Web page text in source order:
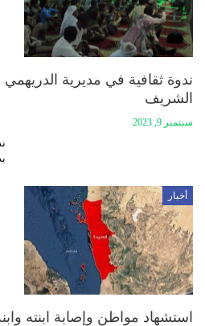
ندوة ثقافية في مديرية الدريهمي
الشريف
سبتمبر 9, 2023
أخبار
استشهاد مواطن وإصابة ابنته